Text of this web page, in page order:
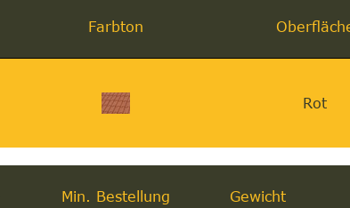
Farbton
Rot
Min. Bestellung Gewicht